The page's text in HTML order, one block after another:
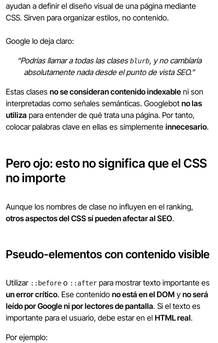
ayudan a definir el diseño visual de una página mediante
CSS. Sirven para organizar estilos, no contenido.
Google lo deja claro:
“Podrías llamar a todas las clasesblurb, y no cambiaría
absolutamente nada desde el punto de vista SEO.”
Estas clases no se consideran contenido indexable ni son
interpretadas como señales semánticas. Googlebot no las
utiliza para entender de qué trata una página. Por tanto,
colocar palabras clave en ellas es simplemente innecesario.
Pero ojo: esto no significa que el CSS
no importe
Aunque los nombres de clase no influyen en el ranking,
otros aspectos del CSS sí pueden afectar al SEO.
Pseudo-elementos con contenido visible
Utilizar ::before o ::after para mostrar texto importante es
un error crítico. Ese contenido no está en el DOM y no será
leído por Google ni por lectores de pantalla. Si el texto es
importante para el usuario, debe estar en el HTML real.
Por ejemplo: